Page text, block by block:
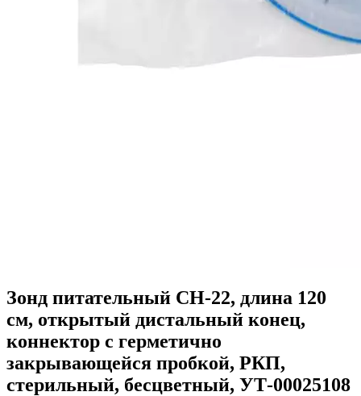
Зонд питательный CH-22, длина 120
см, открытый дистальный конец,
коннектор с герметично
закрывающейся пробкой, РКП,
стерильный, бесцветный, УТ-00025108